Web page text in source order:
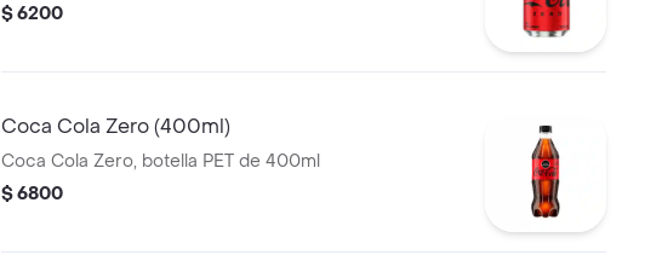
$ 6200
Coca Cola Zero (400ml)
Coca Cola Zero, botella PET de 400ml
$ 6800